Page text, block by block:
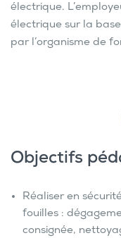
électrique.
électrique sur la base
par l’organisme de
Objectifs
Réaliser en
fouilles :
consignée,